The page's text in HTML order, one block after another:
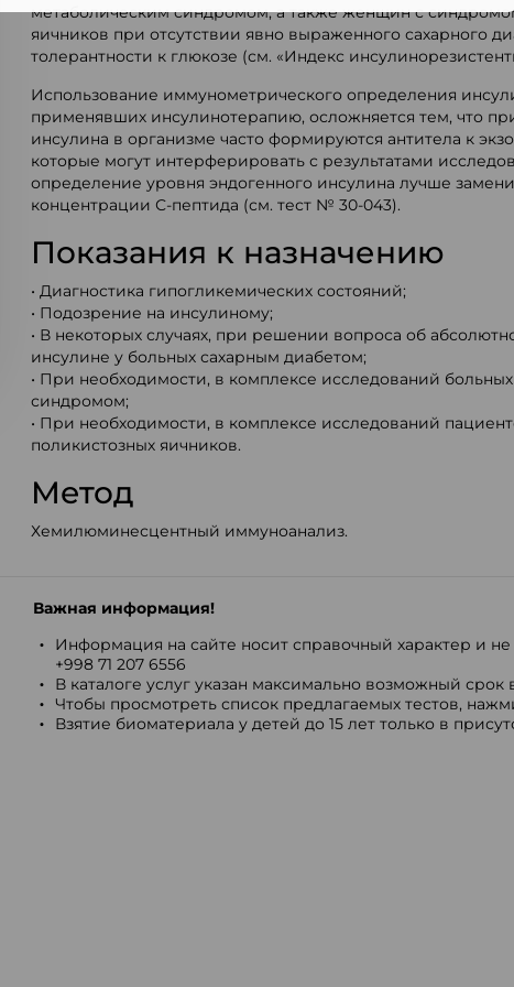
метаболическим синдромом, а также женщин с
яичников при отсутствии явно выраженного сахарного
толерантности к глюкозе (см. «Индекс
Использование иммунометрического определения
применявших инсулинотерапию, осложняется тем, что
инсулина в организме часто формируются антитела к
которые могут интерферировать с результатами
определение уровня эндогенного инсулина лучше
концентрации С-пептида (см. тест № 30-043).
Показания к назначению
• Диагностика гипогликемических состояний;
• Подозрение на инсулиному;
• В некоторых случаях, при решении вопроса об
инсулине у больных сахарным диабетом;
• При необходимости, в комплексе исследований
синдромом;
• При необходимости, в комплексе исследований
поликистозных яичников.
Метод
Хемилюминесцентный иммуноанализ.
Важная информация!
Информация на сайте носит справочный характер и
+998 71 207 6556
В каталоге услуг указан максимально возможный срок
Чтобы просмотреть список предлагаемых тестов,
Взятие биоматериала у детей до 15 лет только в